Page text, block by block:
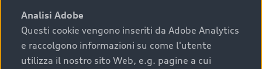
chilometraggio: un valore contenuto corrisponde a
uno stato migliore del veicolo e a una maggiore
durata nel tempo;
Analisi Adobe
Questi cookie vengono inseriti da Adobe Analytics
e raccolgono informazioni su come l'utente
utilizza il nostro sito Web, e.g. pagine a cui